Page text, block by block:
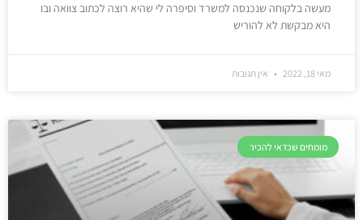
מעשה בלקוחה שנכנסה למשרד וסיפרה לי שהיא רוצה לכתוב צוואה ובו
היא מבקשת לא להוריש
מאי 18, 2022 אין תגובות
מומחים שכדאי להכיר